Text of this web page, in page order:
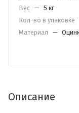
Вес — 5 кг
Кол-во в упаковке
Материал
—
Описание